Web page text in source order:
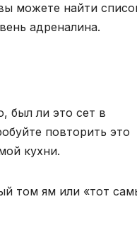
можете найти
адреналина.
был ли это сет в
повторить это
кухни.
том ям или «тот